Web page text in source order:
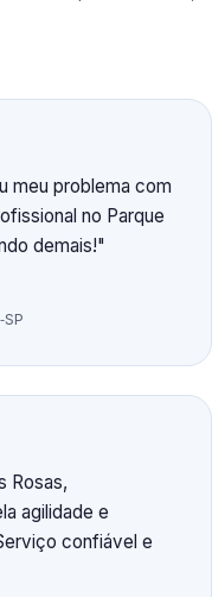
meu problema com
no Parque
demais!
Rosas,
agilidade e
confiável e